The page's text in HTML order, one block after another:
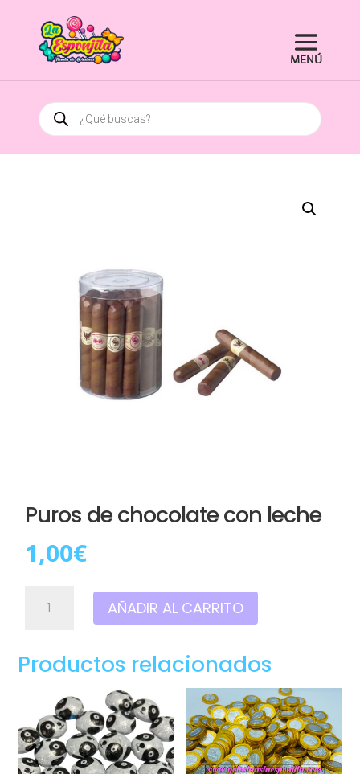
Búsqueda
de
productos
Puros de chocolate con leche
1,00€
leche
AÑADIR AL CARRITO
Productos relacionados